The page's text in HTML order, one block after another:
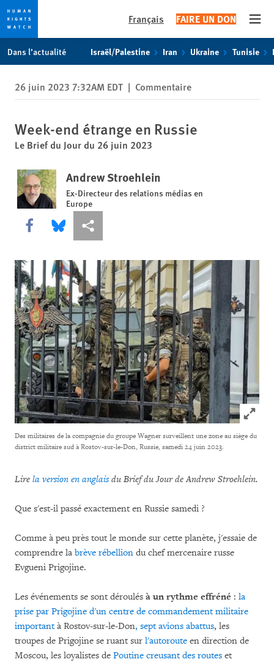
to
privacy
notice
to
content
Français FAIRE UN DON
Dans l’actualité Israël/Palestine Iran Ukraine Tunisie
26 juin 2023 7:32AM EDT | Commentaire
Week-end étrange en Russie
Le Brief du Jour du 26 juin 2023
Andrew Stroehlein
Ex-Directeur des relations médias en
Europe
Share this via Facebook
Share this via Bluesky
Share this via Partagez
Click to
Des militaires de la compagnie du groupe Wagner surveillent une zone au siège du
district militaire sud à Rostov-sur-le-Don, Russie, samedi 24 juin 2023.
Lire la version en anglaisdu Brief du Jour de Andrew Stroehlein.
Que s'est-il passé exactement en Russie samedi ?
Comme à peu près tout le monde sur cette planète, j'essaie de
comprendre la brève rébellion du chef mercenaire russe
Evgueni Prigojine.
Les événements se sont déroulés à un rythme effréné : la
prise par Prigojine d'un centre de commandement militaire
importantà Rostov-sur-le-Don, sept avions abattus, les
troupes de Prigojine se ruant sur l'autoroute en direction de
Moscou, les loyalistes de Poutine creusant des routes et